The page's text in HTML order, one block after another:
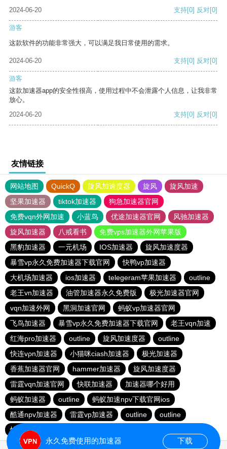
2024-06-20
支持[0] 反对[0]
游客
这款软件的功能非常强大，可以满足我日常使用的需求。
2024-06-20 支持[0] 反对[0]
游客
这款加速器app的安全性很高，使用过程中不会泄露个人信息，让我非常
放心。
2024-06-20
支持[0] 反对[0]
友情链接
网站地图 QuickQ 旋风加速度器 旋风
旋风加速
坚果加速器
tiktok加速器
狗急加速器官网
免费vqn外网加速
小蓝鸟 优途加速器官网
风驰加速器
旋风加速器
八戒看书
免费vps加速器外网苹果版
黑豹加速器
一元机场 IOS加速器
旋风加速度器
暴雪vp永久免费加速器下载官网
快鸭vp加速器
大机场加速器
ios加速器 telegeram苹果加速器
outline
老王vn加速器
油管加速器永久免费版
极光加速器官网
vqn加速外网
黑洞加速官网
蚂蚁vp加速器官网
飞鸟加速器
暴雪vp永久免费加速器下载官网
老王vqn加速
红海pro加速器
outline 旋风加速度器
outline
快连vρn加速器
小猫咪ciash加速器
极光加速器
香蕉加速器官网
hammer加速器
旋风加速度器
雷霆vqn加速官网
快联加速器
加速器哪个好用
蚂蚁加速器
outline
蚂蚁加速npv下载官网ios
酷通npv加速器
雷霆vp加速器 outline
outline
快连加速器app
永久免费使用的加速器 下载